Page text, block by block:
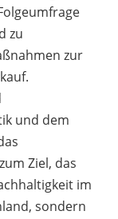
zu
zur
und dem
Ziel, das
im
sondern